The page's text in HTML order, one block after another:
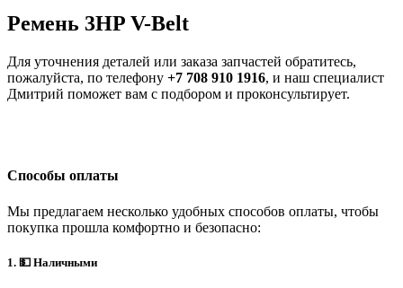
Ремень 3HP V-Belt
Для уточнения деталей или заказа запчастей обратитесь,
пожалуйста, по телефону +7 708 910 1916, и наш специалист
Дмитрий поможет вам с подбором и проконсультирует.
Способы оплаты
Мы предлагаем несколько удобных способов оплаты, чтобы
покупка прошла комфортно и безопасно:
1. 💵 Наличными